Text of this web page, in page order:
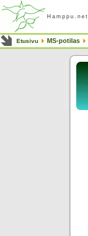
Hamppu.net
Etusivu MS-potilas